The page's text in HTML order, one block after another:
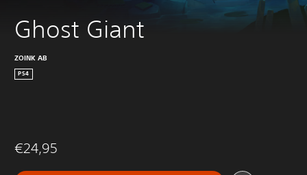
Ghost Giant
ZOINK AB
PS4
€24,95